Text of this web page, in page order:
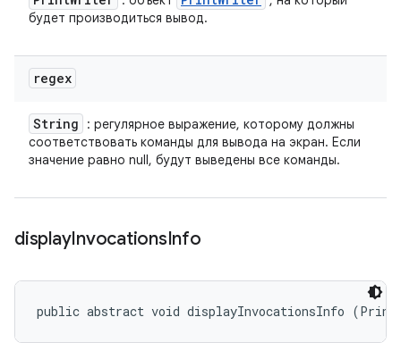
будет производиться вывод.
regex
String
: регулярное выражение, которому должны
соответствовать команды для вывода на экран. Если
значение равно null, будут выведены все команды.
displayInvocationsInfo
public abstract void displayInvocationsInfo